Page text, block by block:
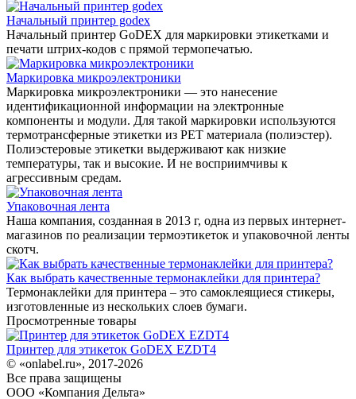
Начальный принтер godex
Начальный принтер GoDEX для маркировки этикетками и
печати штрих-кодов с прямой термопечатью.
Маркировка микроэлектроники
Маркировка микроэлектроники — это нанесение
идентификационной информации на электронные
компоненты и модули. Для такой маркировки используются
термотрансферные этикетки из PET материала (полиэстер).
Полиэстеровые этикетки выдерживают как низкие
температуры, так и высокие. И не восприимчивы к
агрессивным средам.
Упаковочная лента
Наша компания, созданная в 2013 г, одна из первых интернет-
магазинов по реализации термоэтикеток и упаковочной ленты
скотч.
Как выбрать качественные термонаклейки для принтера?
Термонаклейки для принтера – это самоклеящиеся стикеры,
изготовленные из нескольких слоев бумаги.
Просмотренные товары
Принтер для этикеток GoDEX EZDT4
© «onlabel.ru», 2017-2026
Все права защищены
ООО «Компания Дельта»